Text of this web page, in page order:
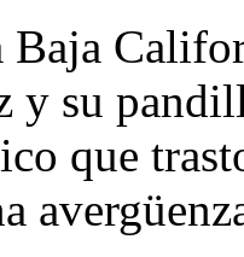
Baja
su
que